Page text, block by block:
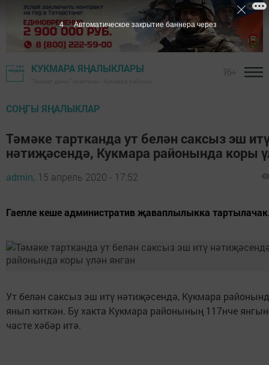
КУКМАРА ЯҢАЛЫКЛАРЫ
СОҢГЫ ЯҢАЛЫКЛАР
Тәмәке тартканда ут белән саксыз эш
нәтиҗәсендә, Кукмара районында коры
admin, 15 апрель 2020 - 17:52
Гаепле кеше административ җаваплылыкка
Ут белән саксыз эш итү нәтиҗәсендә, Кукмара
янып киткән. Бу хакта Кукмара районының 117нче
часте хәбәр итә.
2 Автоматическое закрытие баннера через